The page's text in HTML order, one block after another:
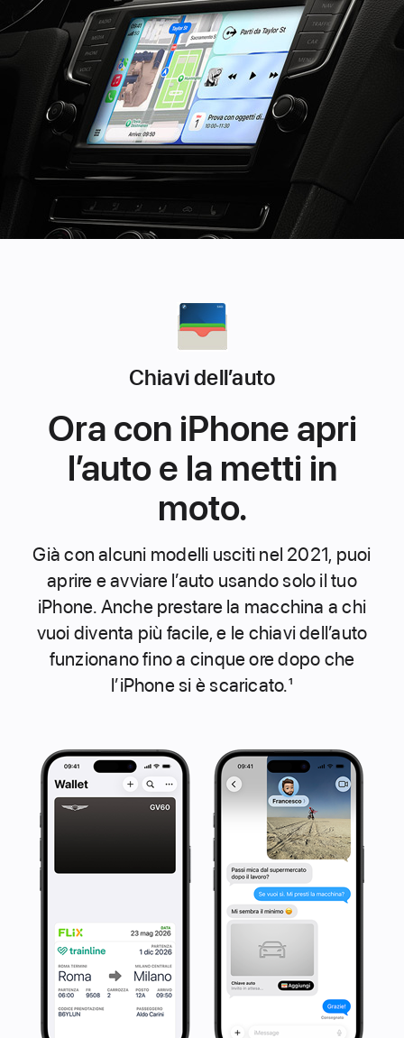
Chiavi dell’auto
Ora con iPhone apri
l’auto e la metti in
moto.
Già con alcuni modelli usciti nel 2021, puoi
aprire e avviare l’auto usando solo il tuo
iPhone. Anche prestare la macchina a chi
vuoi diventa più facile, e le chiavi dell’auto
funzionano fino a cinque ore dopo che
l’iPhone si è scaricato.1